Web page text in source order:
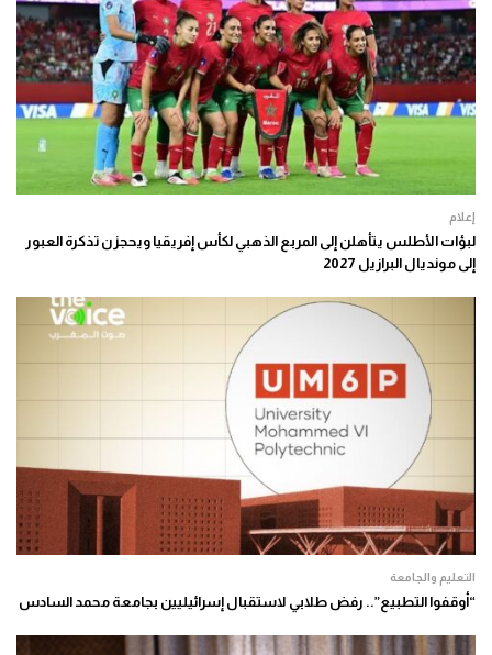
إعلام
لبؤات الأطلس يتأهلن إلى المربع الذهبي لكأس إفريقيا ويحجزن تذكرة العبور
إلى مونديال البرازيل 2027
التعليم والجامعة
“أوقفوا التطبيع”.. رفض طلابي لاستقبال إسرائيليين بجامعة محمد السادس